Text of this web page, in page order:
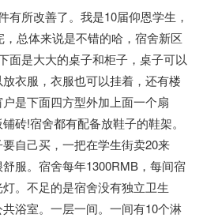
有所改善了。我是10届仰恩学生，
总体来说是不错的哈，宿舍新区
面是大大的桌子和柜子，桌子可以
衣服，衣服也可以挂着，还有楼
是下面四方型外加上面一个扇
砖!宿舍都有配备放鞋子的鞋架。
自己买，一把在学生街卖20来
服。宿舍每年1300RMB，每间宿
。不足的是宿舍没有独立卫生
浴室。一层一间。一间有10个淋